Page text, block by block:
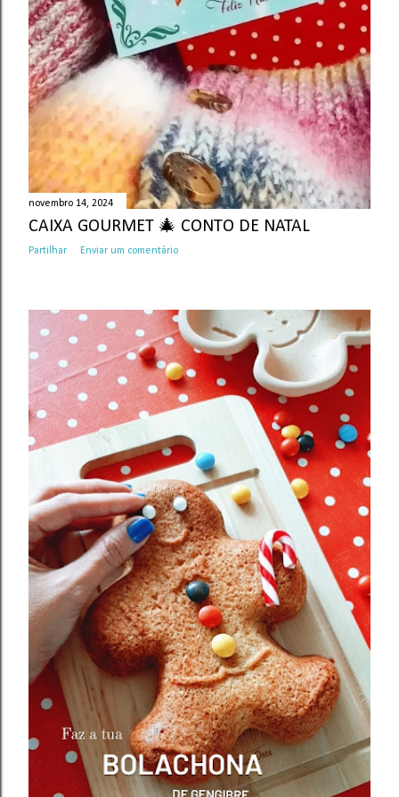
novembro 14, 2024
CAIXA GOURMET 🎄 CONTO DE NATAL
Partilhar Enviar um comentário